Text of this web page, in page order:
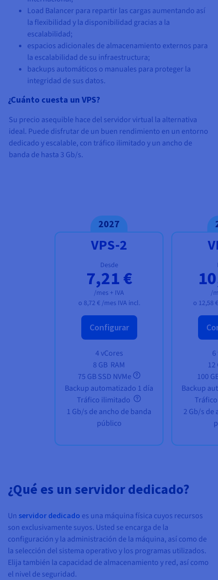
Load Balancer para repartir las cargas aumentando así
la flexibilidad y la disponibilidad gracias a la
escalabilidad;
espacios adicionales de almacenamiento externos para
la escalabilidad de su infraestructura;
backups automáticos o manuales para proteger la
integridad de sus datos.
¿Cuánto cuesta un VPS?
Su precio asequible hace del servidor virtual la alternativa
ideal. Puede disfrutar de un buen rendimiento en un entorno
dedicado y escalable, con tráfico ilimitado y un ancho de
banda de hasta 3 Gb/s.
2027
VPS-2
Desde
7,21 €
/mes + IVA
o 8,72 € /mes IVA incl.
Configurar
4 vCores
8 GB RAM
75 GB SSD NVMe
Backup automatizado 1 día
Tráfico ilimitado
1 Gb/s de ancho de banda
público
/
o 12,58 €
12
100
Backup
2 Gb/s de
¿Qué es un servidor dedicado?
Un servidor dedicado es una máquina física cuyos recursos
son exclusivamente suyos. Usted se encarga de la
configuración y la administración de la máquina, así como de
la selección del sistema operativo y los programas utilizados.
Elija también la capacidad de almacenamiento y red, así como
el nivel de seguridad.